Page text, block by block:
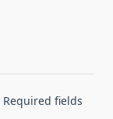
Required fields